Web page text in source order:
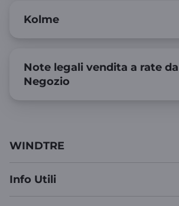
Kolme
Note legali vendita a rate da
Negozio
WINDTRE
Info Utili